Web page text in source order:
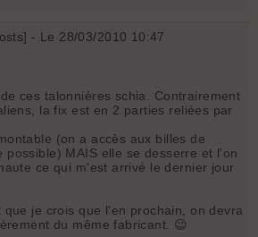
- Le 28/03/2010 10:47
ces talonnières schia. Contrairement
la fix est en 2 parties reliées par
(on a accès aux billes de
possible) MAIS elle se desserre et l'on
ce qui m'est arrivé le dernier jour
que je crois que l'en prochain, on devra
du même fabricant. 😉